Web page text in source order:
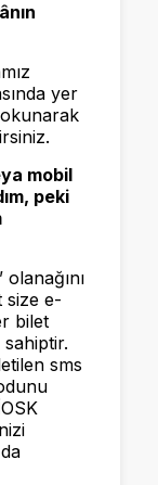
yer
mobil
peki
size e-
bilet
sms